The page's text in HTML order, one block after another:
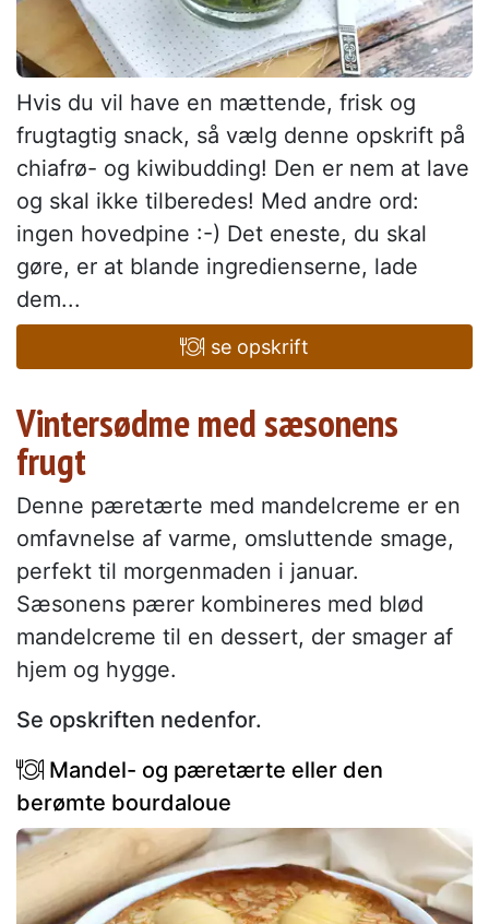
Hvis du vil have en mættende, frisk og
frugtagtig snack, så vælg denne opskrift på
chiafrø- og kiwibudding! Den er nem at lave
og skal ikke tilberedes! Med andre ord:
ingen hovedpine :-) Det eneste, du skal
gøre, er at blande ingredienserne, lade
dem...
se opskrift
Vintersødme med sæsonens
frugt
Denne pæretærte med mandelcreme er en
omfavnelse af varme, omsluttende smage,
perfekt til morgenmaden i januar.
Sæsonens pærer kombineres med blød
mandelcreme til en dessert, der smager af
hjem og hygge.
Se opskriften nedenfor.
Mandel- og pæretærte eller den
berømte bourdaloue